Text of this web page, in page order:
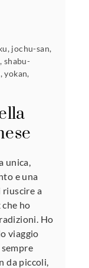
, jochu-san,
, shabu-
,yokan,
unica,
e una
riuscire a
ho
Ho
viaggio
da piccoli,